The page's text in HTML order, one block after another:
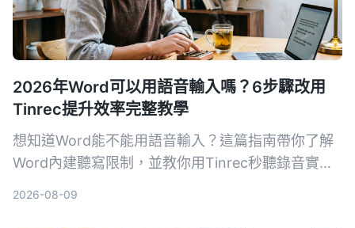
2026年Word可以用語音輸入嗎？6步驟改用
Tinrec提升效率完整教學
想知道Word能不能用語音輸入？這篇指南帶你了解
Word內建聽寫限制，並教你用Tinrec秒聽錄音實現
2026-08-09